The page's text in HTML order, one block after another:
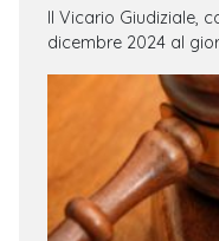
Il Vicario Giudiziale,
dicembre 2024 al